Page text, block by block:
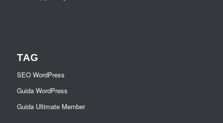
TAG
SEO WordPress
Guida WordPress
Guida Ultimate Member